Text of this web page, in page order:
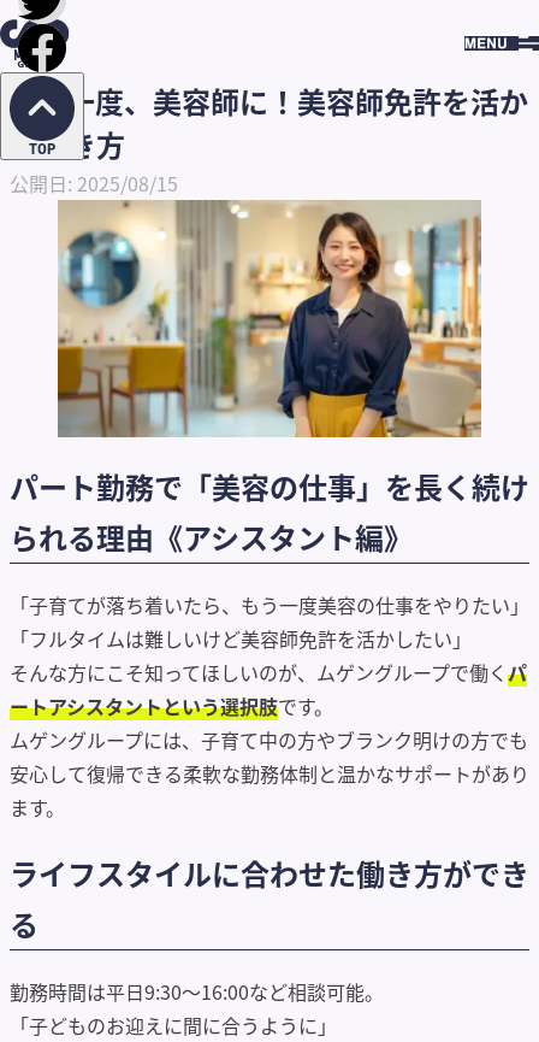
TOP
HOME
もう一度、美容師に！美容師免許を活か
す働き方
公開日: 2025/08/15
パート勤務で「美容の仕事」を長く続け
られる理由《アシスタント編》
「子育てが落ち着いたら、もう一度美容の仕事をやりたい」
「フルタイムは難しいけど美容師免許を活かしたい」
そんな方にこそ知ってほしいのが、ムゲングループで働くパ
ートアシスタントという選択肢です。
ムゲングループには、子育て中の方やブランク明けの方でも
安心して復帰できる柔軟な勤務体制と温かなサポートがあり
ます。
ライフスタイルに合わせた働き方ができ
る
勤務時間は平日9:30〜16:00など相談可能。
「子どものお迎えに間に合うように」